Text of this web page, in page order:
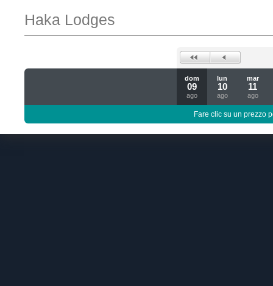
Haka Lodges
dom
09
ago
lun
10
ago
mar
11
ago
Fare clic su un prezzo